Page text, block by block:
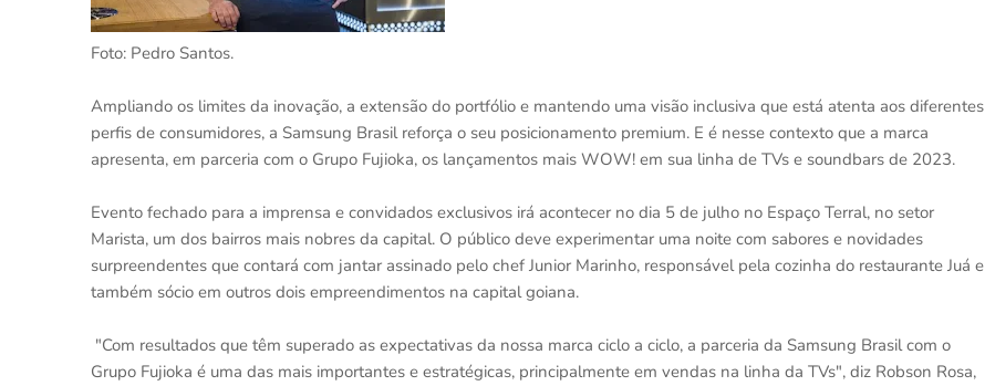
Foto: Pedro Santos.
Ampliando os limites da inovação, a extensão do portfólio e mantendo uma visão inclusiva que está atenta aos diferentes
perfis de consumidores, a Samsung Brasil reforça o seu posicionamento premium. E é nesse contexto que a marca
apresenta, em parceria com o Grupo Fujioka, os lançamentos mais WOW! em sua linha de TVs e soundbars de 2023.
Evento fechado para a imprensa e convidados exclusivos irá acontecer no dia 5 de julho no Espaço Terral, no setor
Marista, um dos bairros mais nobres da capital. O público deve experimentar uma noite com sabores e novidades
surpreendentes que contará com jantar assinado pelo chef Junior Marinho, responsável pela cozinha do restaurante Juá e
também sócio em outros dois empreendimentos na capital goiana.
"Com resultados que têm superado as expectativas da nossa marca ciclo a ciclo, a parceria da Samsung Brasil com o
Grupo Fujioka é uma das mais importantes e estratégicas, principalmente em vendas na linha da TVs", diz Robson Rosa,